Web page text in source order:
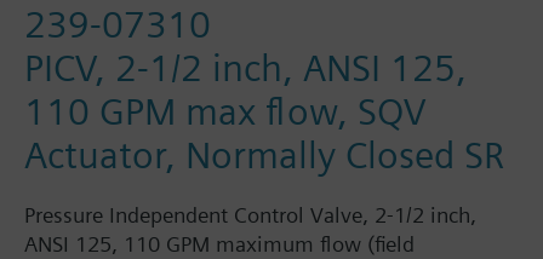
239-07310
PICV, 2-1/2 inch, ANSI 125,
110 GPM max flow, SQV
Actuator, Normally Closed SR
Pressure Independent Control Valve, 2-1/2 inch,
ANSI 125, 110 GPM maximum flow (field